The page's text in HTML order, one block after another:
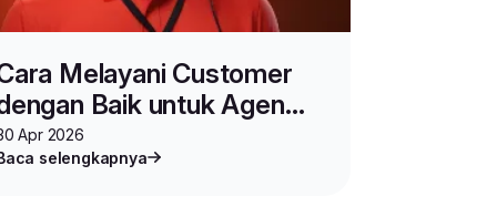
Melayani Customer
Baik untuk Agen
Parcel
Apr 2026
selengkapnya